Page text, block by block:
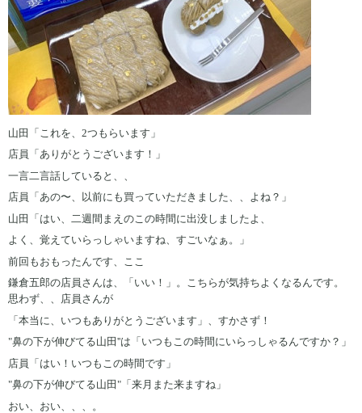
山田「これを、2つもらいます」
店員「ありがとうございます！」
一言二言話していると、、
店員「あの〜、以前にも買っていただきました、、よね？」
山田「はい、二週間まえのこの時間に出没しましたよ、
よく、覚えていらっしゃいますね、すごいなぁ。」
前回もおもったんです、ここ
鎌倉五郎の店員さんは、「いい！」。こちらが気持ちよくなるんです。
思わず、、店員さんが
「本当に、いつもありがとうございます」、すかさず！
"鼻の下が伸びてる山田''は「いつもこの時間にいらっしゃるんですか？」
店員「はい！いつもこの時間です」
"鼻の下が伸びてる山田"「来月また来ますね」
おい、おい、、、。